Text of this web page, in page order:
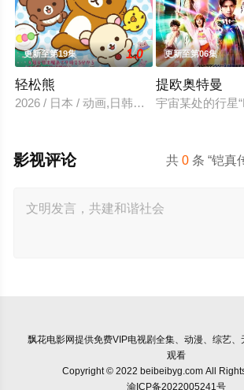
更新至第19集 1.0
轻松熊
2026 / 日本 / 动画,日韩动漫
更新至第06集
提欧奥特曼
宇宙某处的行星
共0 条 “铠真
影视评论
飘花电影网提供免费VIP电视剧全集、动漫、综艺
观看
Copyright © 2022 beibeibyg.com All
渝ICP备2022005241号